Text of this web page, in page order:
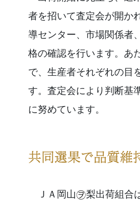
者を招いて査定会が開か
導センター、市場関係者
格の確認を行います。あ
で、生産者それぞれの目
す。査定会により判断基
に努めています。
ＪＡ岡山
梨出荷組合